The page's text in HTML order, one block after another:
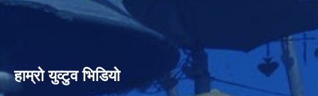
हाम्रो युव्टुव भिडियो